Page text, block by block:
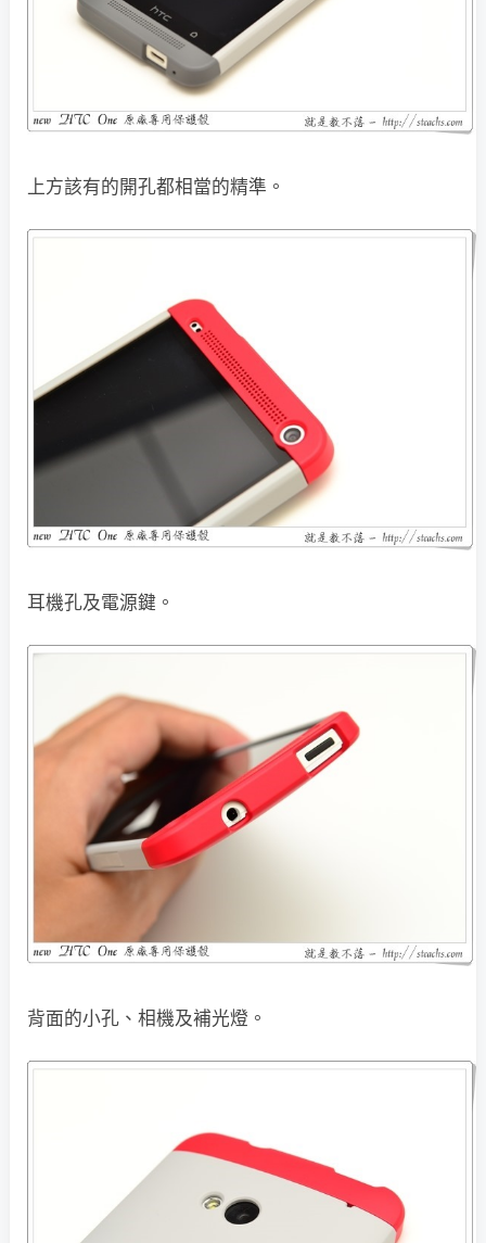
上方該有的開孔都相當的精準。
耳機孔及電源鍵。
背面的小孔、相機及補光燈。